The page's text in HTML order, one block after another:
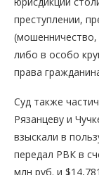
преступлении,
(мошенничество,
либо в особо
права
Суд также
Рязанцеву и
взыскали в
передал РВК в
млн руб. и